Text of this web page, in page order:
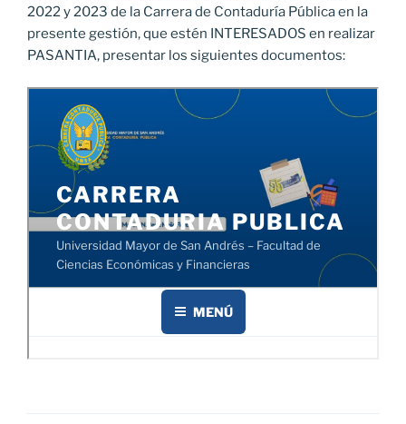
2022 y 2023 de la Carrera de Contaduría Pública en la
presente gestión, que estén INTERESADOS en realizar
PASANTIA, presentar los siguientes documentos: